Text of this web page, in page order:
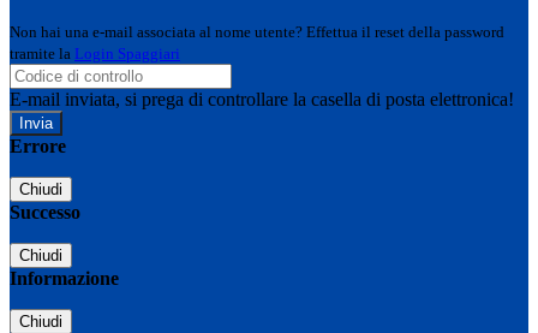
Non hai una e-mail associata al nome utente? Effettua il reset della password
tramite la Login Spaggiari
E-mail inviata, si prega di controllare la casella di posta elettronica!
Errore
Chiudi
Successo
Chiudi
Informazione
Chiudi